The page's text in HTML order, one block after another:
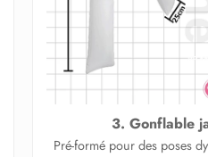
3. Gonflable
Pré‑formé pour des poses